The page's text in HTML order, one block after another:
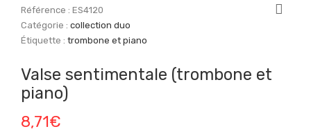
Référence :ES4120
Catégorie :collection duo
Étiquette :trombone et piano
Valse sentimentale (trombone et
piano)
8,71€